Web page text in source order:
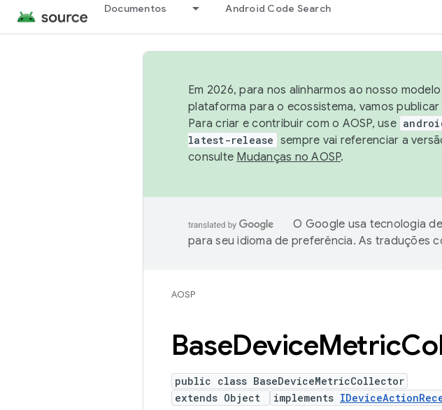
Documentos Android Code Search
Em 2026, para nos alinharmos ao nosso
plataforma para o ecossistema, vamos
Para criar e contribuir com o AOSP, use
latest-release sempre vai referenciar a
consulte Mudanças no AOSP.
O Google usa tecnologia
para seu idioma de preferência. As traduções
AOSP
BaseDeviceMetric
public class BaseDeviceMetricCollector
extends Object
implements